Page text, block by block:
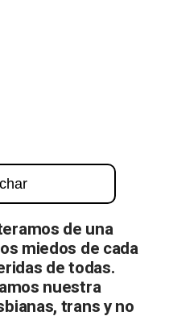
contra su
de una
miedos de cada
de todas.
nuestra
trans y no